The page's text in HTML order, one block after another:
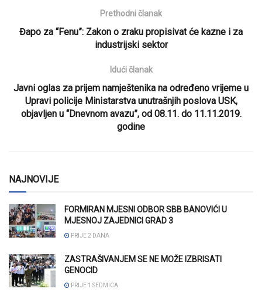
Prethodni članak
Đapo za “Fenu”: Zakon o zraku propisivat će kazne i za
industrijski sektor
Idući članak
Javni oglas za prijem namještenika na određeno vrijeme u
Upravi policije Ministarstva unutrašnjih poslova USK,
objavljen u “Dnevnom avazu”, od 08.11. do 11.11.2019.
godine
NAJNOVIJE
FORMIRAN MJESNI ODBOR SBB BANOVIĆI U
MJESNOJ ZAJEDNICI GRAD 3
PRIJE 2 DANA
ZASTRAŠIVANJEM SE NE MOŽE IZBRISATI
GENOCID
PRIJE 1 SEDMICA